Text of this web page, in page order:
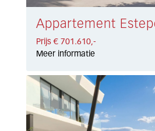
Prijs € 701.610,-
Meer informatie